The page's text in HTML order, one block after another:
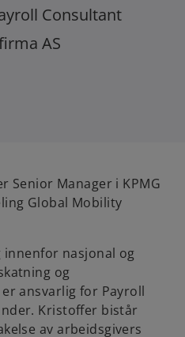
Consultant
AS
Senior Manager i KPMG
Global Mobility
innenfor nasjonal og
og
ansvarlig for Payroll
Kristoffer bistår
av arbeidsgivers